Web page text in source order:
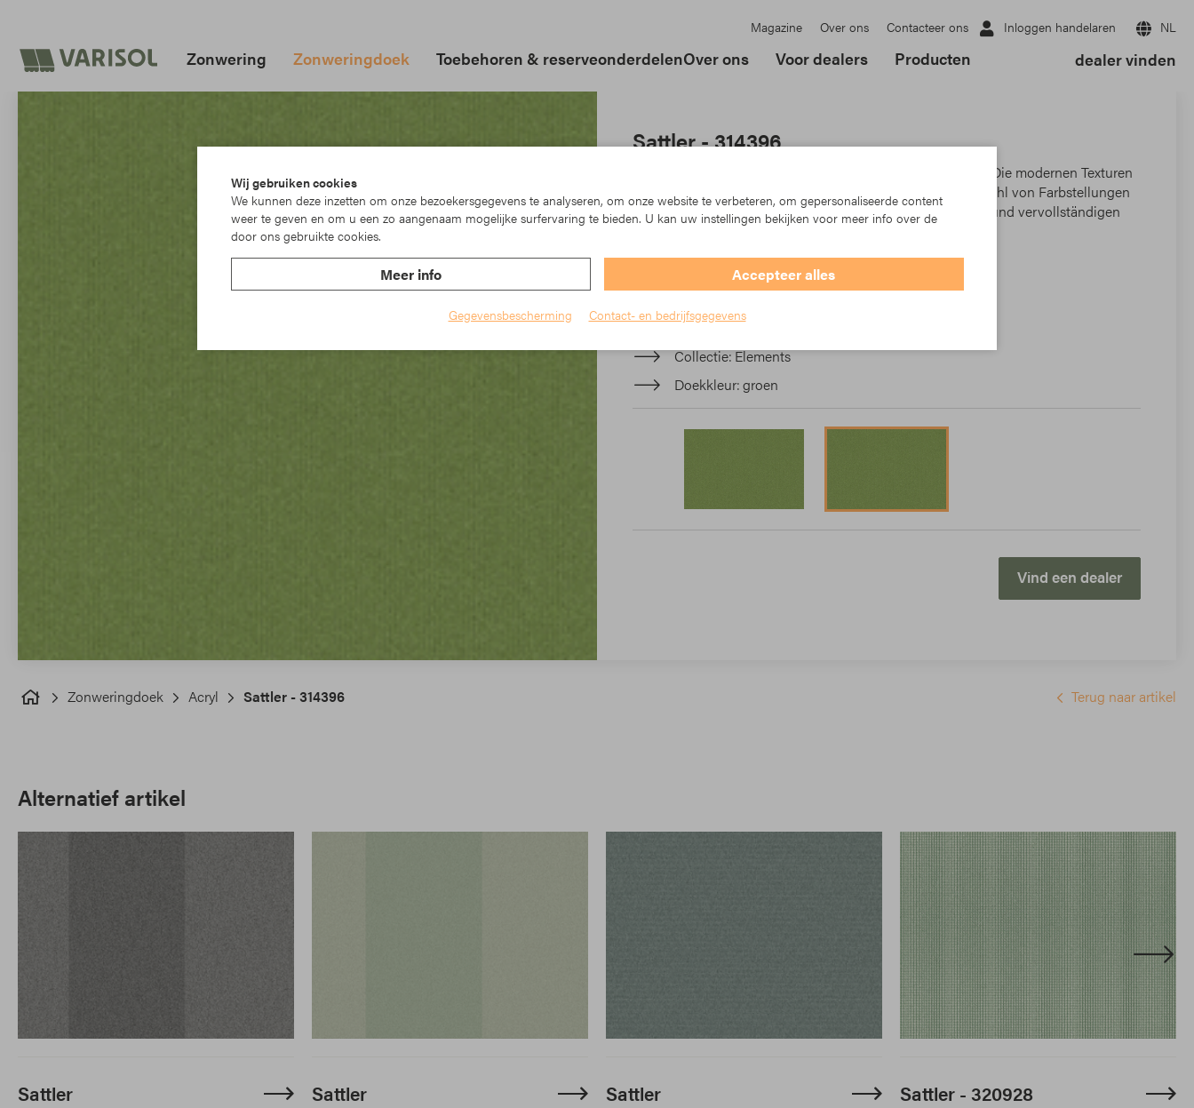
Magazine Over ons Contacteer ons Inloggen handelaren NL
Zonwering Zonweringdoek Toebehoren & reserveonderdelenOver ons Voor dealers Producten dealer vinden
Sattler - 314396
In der Elements-Kollektion findet jeder das richtige Dessin. Die modernen Texturen
der Urban Design Linie, die aktuellen Streifen in einer Vielzahl von Farbstellungen
und die teilweise fein strukturierten Solids Stoffe ergänzen und vervollständigen
Ihre Markise und machen sie zu einem Kunstwerk.
Artikelnr.: TK23-314396
Materiaal Acryl
Collectie Elements
Doekkleur groen
Vind een dealer
Zonweringdoek Acryl Sattler - 314396 Terug naar artikel
Alternatief artikel
Sattler Sattler Sattler Sattler - 320928
Wij gebruiken cookies
We kunnen deze inzetten om onze bezoekersgegevens te analyseren, om onze website te verbeteren, om gepersonaliseerde content
weer te geven en om u een zo aangenaam mogelijke surfervaring te bieden. U kan uw instellingen bekijken voor meer info over de
door ons gebruikte cookies.
Meer info Accepteer alles
Gegevensbescherming Contact- en bedrijfsgegevens